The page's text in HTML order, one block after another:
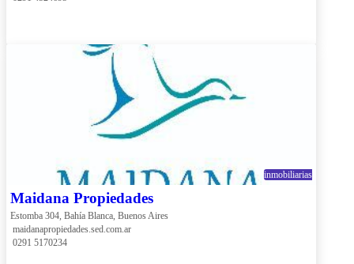
inmobiliarias
Maidana Propiedades
Estomba 304, Bahía Blanca, Buenos Aires
maidanapropiedades.sed.com.ar
0291 5170234